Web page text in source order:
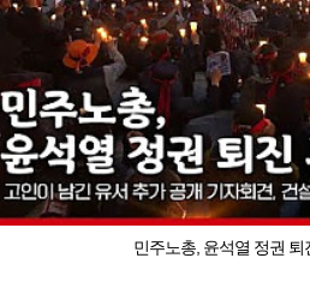
민주노총, 윤석열 정권 퇴